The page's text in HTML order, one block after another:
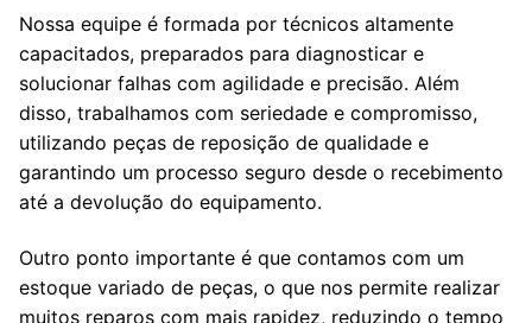
Nossa equipe é formada por técnicos altamente
capacitados, preparados para diagnosticar e
solucionar falhas com agilidade e precisão. Além
disso, trabalhamos com seriedade e compromisso,
utilizando peças de reposição de qualidade e
garantindo um processo seguro desde o recebimento
até a devolução do equipamento.
Outro ponto importante é que contamos com um
estoque variado de peças, o que nos permite realizar
muitos reparos com mais rapidez, reduzindo o tempo